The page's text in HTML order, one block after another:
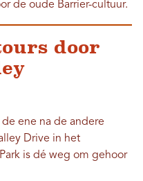
de oude Barrier-cultuur.
door
ene na de andere
Drive in het
is dé weg om gehoor